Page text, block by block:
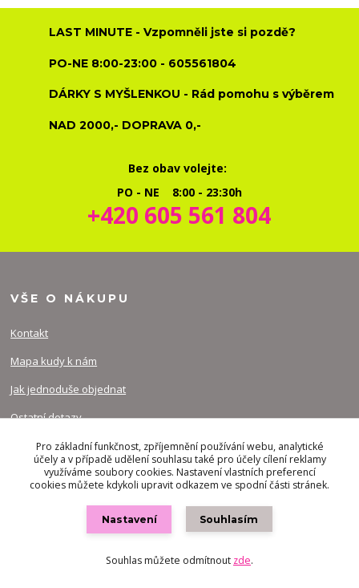
LAST MINUTE - Vzpomněli jste si pozdě?
PO-NE 8:00-23:00 - 605561804
DÁRKY S MYŠLENKOU - Rád pomohu s výběrem
NAD 2000,- DOPRAVA 0,-
Bez obav volejte:
PO - NE 8:00 - 23:30h
+420 605 561 804
VŠE O NÁKUPU
Kontakt
Mapa kudy k nám
Jak jednoduše objednat
Ostatní dotazy
Obchodní podmínky
Ochrana osobních údajů
INFO O NÁS
Pro základní funkčnost, zpříjemnění používání webu, analytické
účely a v případě udělení souhlasu také pro účely cílení reklamy
využíváme soubory cookies. Nastavení vlastních preferencí
cookies můžete kdykoli upravit odkazem ve spodní části stránek.
Nastavení Souhlasím
Souhlas můžete odmítnout zde.